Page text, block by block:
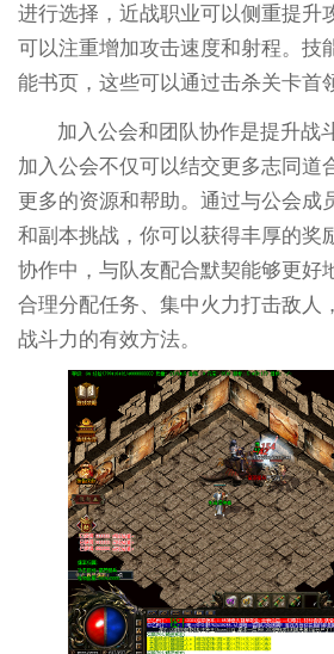
进行选择，近战职业可以侧重提升
可以注重增加攻击速度和射程。技
能书页，这些可以通过击杀关卡首
加入公会和团队协作是提升战
加入公会不仅可以结交更多志同道
更多的资源和帮助。通过与公会成
和副本挑战，你可以获得丰厚的奖
协作中，与队友配合默契能够更好
合理分配任务、集中火力打击敌人
战斗力的有效方法。